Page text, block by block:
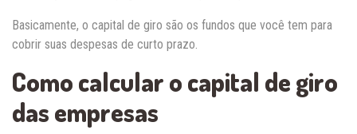
Basicamente, o capital de giro são os fundos que você tem para
cobrir suas despesas de curto prazo.
Como calcular o capital de giro
das empresas